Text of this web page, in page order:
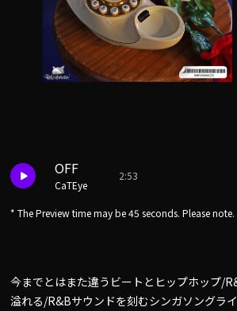
OFF
CaTEye
2:53
* The Preview time may be 45 seconds. Please note.
今までとはまた違うビートとヒップホップ/
溢れる/R&Bサウンドを刻むシンガソング